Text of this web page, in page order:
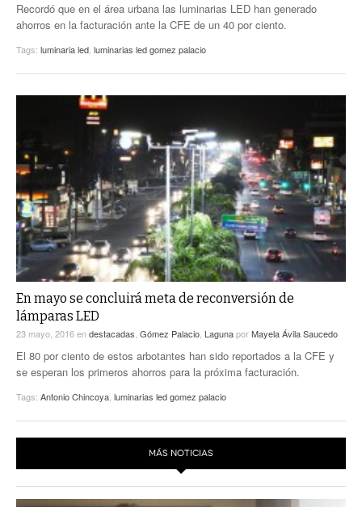
Recordó que en el área urbana las luminarias LED han generado
ahorros en la facturación ante la CFE de un 40 por ciento.
Tags: luminaria led, luminarias led gomez palacio
En mayo se concluirá meta de reconversión de
lámparas LED
23 mayo, 2016endestacadas Gómez Palacio LagunaporMayela Ávila Saucedo
El 80 por ciento de estos arbotantes han sido reportados a la CFE y
se esperan los primeros ahorros para la próxima facturación.
Tags: Antonio Chincoya luminarias led gomez palacio
MÁS NOTICIAS